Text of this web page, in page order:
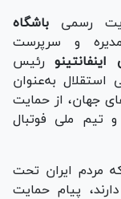
رسمی باشگاه
و سرپرست
اینفانتینو رئیس
استقلال به‌عنوان
جهان، از حمایت
تیم ملی فوتبال
مردم ایران تحت
پیام حمایت